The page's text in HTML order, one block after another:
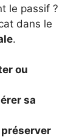
le passif ?
dans le
.
ou
sa